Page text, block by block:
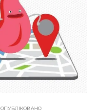
ОПУБЛІКОВАНО